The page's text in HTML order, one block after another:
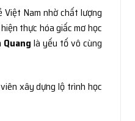
Nam nhờ chất lượng
thực hóa giấc mơ học
là yếu tố vô cùng
xây dựng lộ trình học